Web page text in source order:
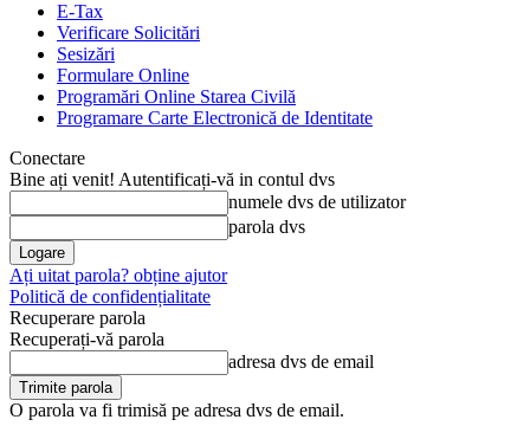
E-Tax
Verificare Solicitări
Sesizări
Formulare Online
Programări Online Starea Civilă
Programare Carte Electronică de Identitate
Conectare
Bine ați venit! Autentificați-vă in contul dvs
numele dvs de utilizator
parola dvs
Ați uitat parola? obține ajutor
Politică de confidențialitate
Recuperare parola
Recuperați-vă parola
adresa dvs de email
O parola va fi trimisă pe adresa dvs de email.